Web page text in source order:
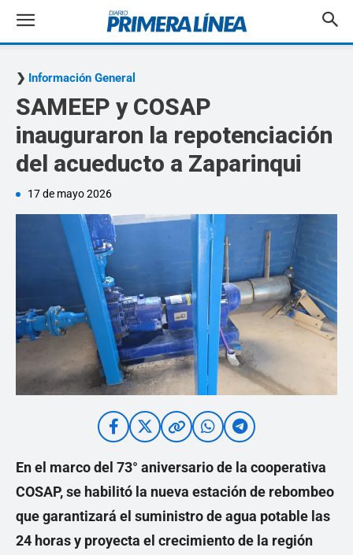
Información General
SAMEEP y COSAP
inauguraron la repotenciación
del acueducto a Zaparinqui
17 de mayo 2026
En el marco del 73° aniversario de la cooperativa
COSAP, se habilitó la nueva estación de rebombeo
que garantizará el suministro de agua potable las
24 horas y proyecta el crecimiento de la región